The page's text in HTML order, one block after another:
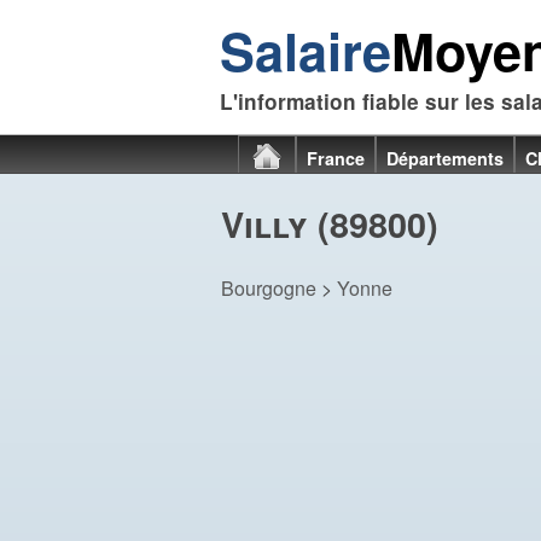
Salaire
L'information fiable sur les
France Départements
Villy (89800)
Bourgogne > Yonne